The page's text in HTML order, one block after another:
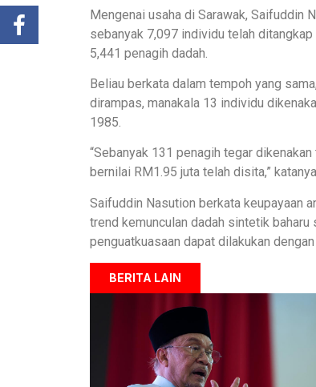
Mengenai usaha di Sarawak, Saifuddin
sebanyak 7,097 individu telah
5,441 penagih dadah.
Beliau berkata dalam tempoh yang
dirampas, manakala 13 individu
1985.
“Sebanyak 131 penagih tegar
bernilai RM1.95 juta telah disita,”
Saifuddin Nasution berkata keupayaan
trend kemunculan dadah sintetik
penguatkuasaan dapat dilakukan
BERITA LAIN